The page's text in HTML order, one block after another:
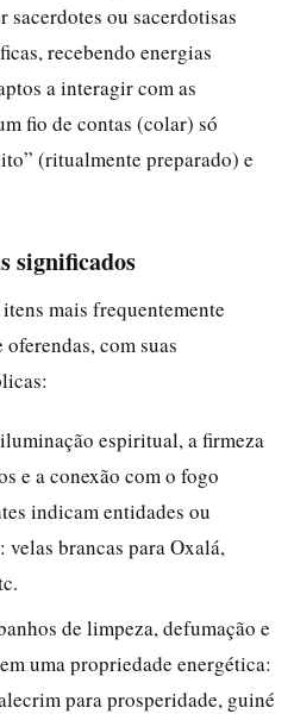
sacerdotes ou sacerdotisas
recebendo energias
a interagir com as
fio de contas (colar) só
(ritualmente preparado) e
significados
mais frequentemente
com suas
espiritual, a firmeza
e a conexão com o fogo
indicam entidades ou
brancas para Oxalá,
de limpeza, defumação e
uma propriedade energética:
para prosperidade, guiné